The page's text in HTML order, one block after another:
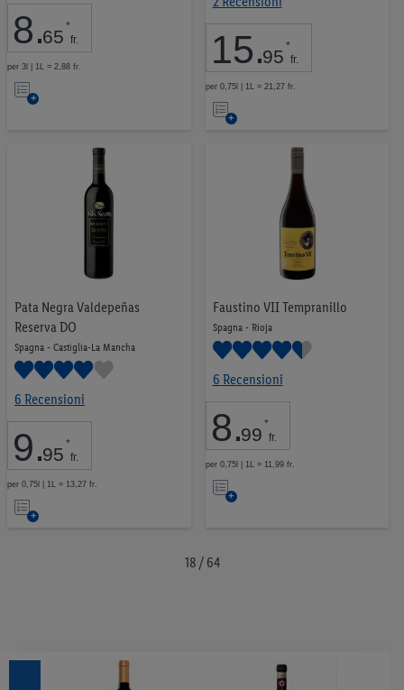
8.65 *
fr.
per 3l | 1L = 2,88 fr.
Nell’elenco
15.95 *
fr.
per 0,75l | 1L = 21,27 fr.
Nell’elenco
Pata Negra Valdepeñas
Reserva DO
Spagna - Castiglia-La Mancha
6 Recensioni
9.95 *
fr.
per 0,75l | 1L = 13,27 fr.
Nell’elenco
Faustino VII Tempranillo
Spagna - Rioja
6 Recensioni
8.99 *
fr.
per 0,75l | 1L = 11,99 fr.
Nell’elenco
18 / 64